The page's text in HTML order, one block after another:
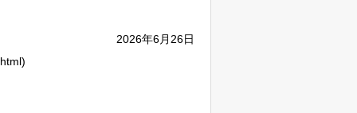
2026年6月26日